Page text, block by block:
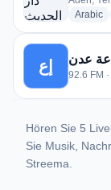
Arabic
إع عدن
92.6 FM
Hören Sie 5
Sie Musik,
Streema.